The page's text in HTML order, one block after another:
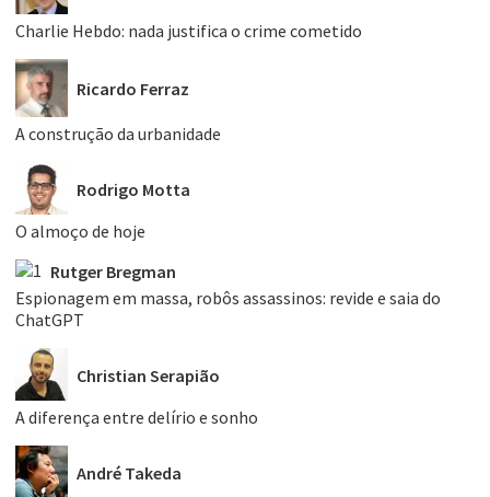
Charlie Hebdo: nada justifica o crime cometido
Ricardo Ferraz
A construção da urbanidade
Rodrigo Motta
O almoço de hoje
Rutger Bregman
Espionagem em massa, robôs assassinos: revide e saia do
ChatGPT
Christian Serapião
A diferença entre delírio e sonho
André Takeda